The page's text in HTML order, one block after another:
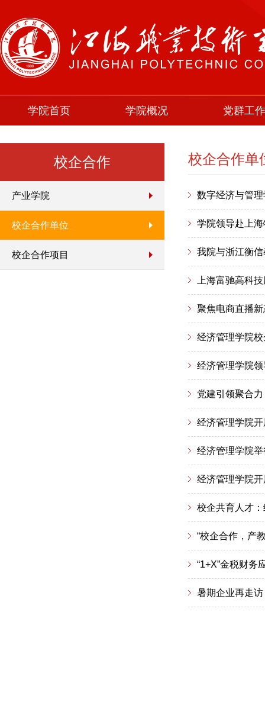
学院首页 学院概况 党群工作
校企合作
产业学院
校企合作单位
校企合作项目
校企合作单
数字经济与管
学院领导赴上
我院与浙江衡
上海富驰高科
聚焦电商直播
经济管理学院
经济管理学院
党建引领聚合
经济管理学院
经济管理学院
经济管理学院
校企共育人才
“校企合作，产
“1+X”金税财务
暑期企业再走